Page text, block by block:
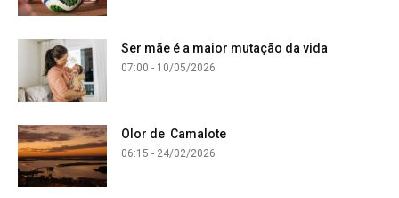
Ser mãe é a maior mutação da vida
07:00 - 10/05/2026
Olor de Camalote
06:15 - 24/02/2026